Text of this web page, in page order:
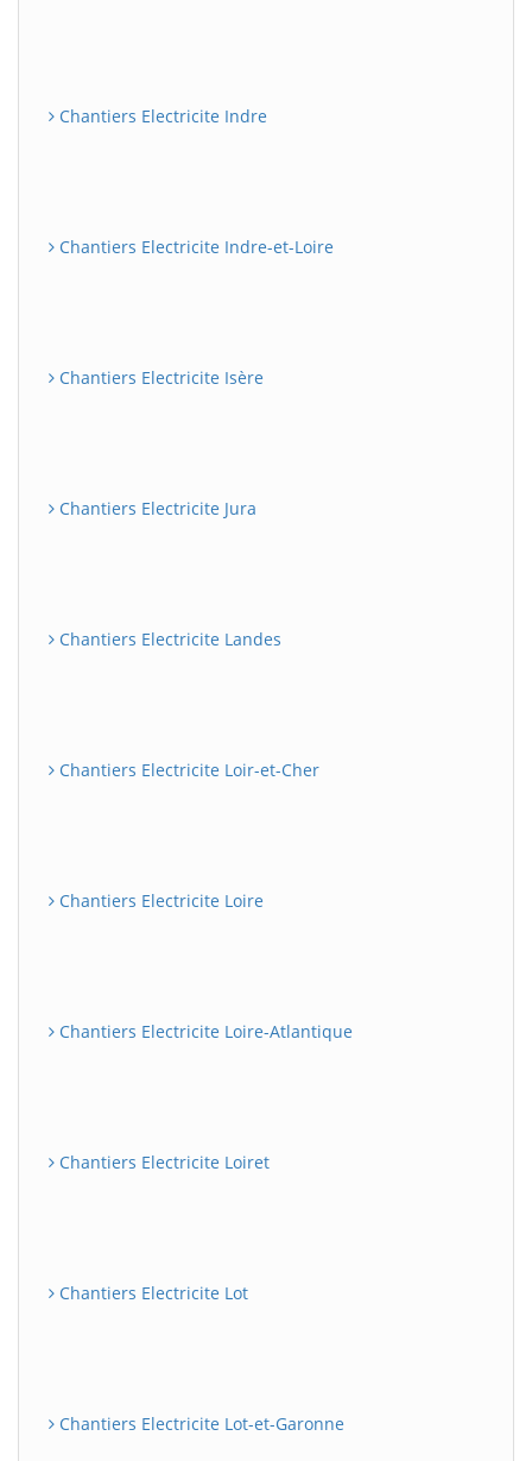
Chantiers Electricite Indre
Chantiers Electricite Indre-et-Loire
Chantiers Electricite Isère
Chantiers Electricite Jura
Chantiers Electricite Landes
Chantiers Electricite Loir-et-Cher
Chantiers Electricite Loire
Chantiers Electricite Loire-Atlantique
Chantiers Electricite Loiret
Chantiers Electricite Lot
Chantiers Electricite Lot-et-Garonne